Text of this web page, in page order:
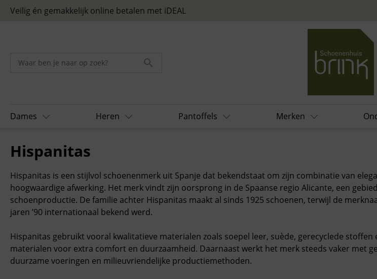
SkipVeilig én gemakkelijk online betalen met iDEAL
Dames Heren Pantoffels Merken
Home/ Hispanitas
Hispanitas
Hispanitas is een stijlvol schoenenmerk uit Spanje dat bekendstaat om zijn combinatie van
hoogwaardige afwerking. Het merk vindt zijn oorsprong in de Spaanse regio Alicante, een
schoenproductie. De familie achter Hispanitas maakt al sinds 1925 schoenen, terwijl de
jaren ’90 internationaal bekend werd.
Hispanitas gebruikt vooral kwalitatieve materialen zoals soepel leer, suède, gerecyclede stoffen
materialen voor extra comfort en duurzaamheid. Daarnaast werkt het merk steeds vaker met
duurzame voeringen en milieuvriendelijke productiemethoden.